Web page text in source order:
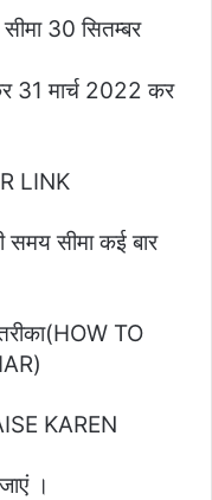
30 सितम्बर
31 मार्च 2022 कर
LINK
सीमा कई बार
TO
KAREN
।